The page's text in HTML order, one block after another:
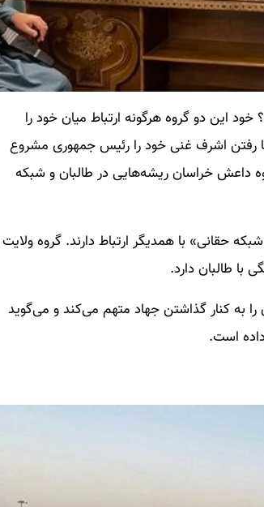
خود این دو گروه هرگونه ارتباط میان خود را
رفتن اشرف غنی خود را رئیس جمهوری مشروع
داعش خراسان ریشه‌هایی در طالبان و شبکه
حقانی» با همدیگر ارتباط دارند. گروه ولایت
با طالبان دارد.
را به کنار گذاشتن جهاد متهم می‌کند و می‌گوید
است.